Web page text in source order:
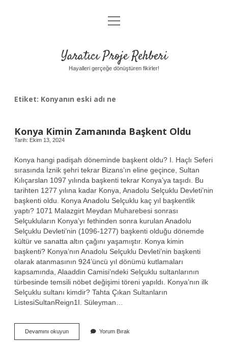
Anasayfa
Yasal Uyarı
menüyü
aç
Yaratıcı Proje Rehberi
Hayalleri gerçeğe dönüştüren fikirler!
Etiket: Konyanın eski adı ne
Konya Kimin Zamanında Başkent Oldu
Tarih: Ekim 13, 2024
Konya hangi padişah döneminde başkent oldu? I. Haçlı Seferi
sırasında İznik şehri tekrar Bizans’ın eline geçince, Sultan
Kılıçarslan 1097 yılında başkenti tekrar Konya’ya taşıdı. Bu
tarihten 1277 yılına kadar Konya, Anadolu Selçuklu Devleti’nin
başkenti oldu. Konya Anadolu Selçuklu kaç yıl başkentlik
yaptı? 1071 Malazgirt Meydan Muharebesi sonrası
Selçukluların Konya’yı fethinden sonra kurulan Anadolu
Selçuklu Devleti’nin (1096-1277) başkenti olduğu dönemde
kültür ve sanatta altın çağını yaşamıştır. Konya kimin
başkenti? Konya’nın Anadolu Selçuklu Devleti’nin başkenti
olarak atanmasının 924’üncü yıl dönümü kutlamaları
kapsamında, Alaaddin Camisi’ndeki Selçuklu sultanlarının
türbesinde temsili nöbet değişimi töreni yapıldı. Konya’nın ilk
Selçuklu sultanı kimdir? Tahta Çıkan Sultanların
ListesiSultanReign1I. Süleyman…
Devamını okuyunKonya
Kimin
Yorum Bırak